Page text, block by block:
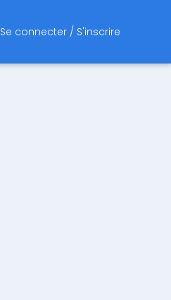
Se connecter / S'inscrire